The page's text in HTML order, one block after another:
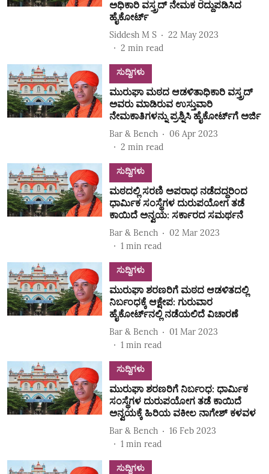
ಅಧಿಕಾರಿ ವಸ್ತ್ರದ್‌ ನೇಮಕ ರದ್ದುಪಡಿಸಿದ
ಹೈಕೋರ್ಟ್‌
Siddesh M S
22 May 2023
2 min read
ಸುದ್ದಿಗಳು
ಮುರುಘಾ ಮಠದ ಆಡಳಿತಾಧಿಕಾರಿ ವಸ್ತ್ರದ್‌
ಅವರು ಮಾಡಿರುವ ಉಸ್ತುವಾರಿ
ನೇಮಕಾತಿಗಳನ್ನು ಪ್ರಶ್ನಿಸಿ ಹೈಕೋರ್ಟ್‌ಗೆ ಅರ್ಜಿ
Bar & Bench
06 Apr 2023
2 min read
ಸುದ್ದಿಗಳು
ಮಠದಲ್ಲಿ ಸರಣಿ ಅಪರಾಧ ನಡೆದದ್ದರಿಂದ
ಧಾರ್ಮಿಕ ಸಂಸ್ಥೆಗಳ ದುರುಪಯೋಗ ತಡೆ
ಕಾಯಿದೆ ಅನ್ವಯ: ಸರ್ಕಾರದ ಸಮರ್ಥನೆ
Bar & Bench
02 Mar 2023
1 min read
ಸುದ್ದಿಗಳು
ಮುರುಘಾ ಶರಣರಿಗೆ ಮಠದ ಆಡಳಿತದಲ್ಲಿ
ನಿರ್ಬಂಧಕ್ಕೆ ಆಕ್ಷೇಪ: ಗುರುವಾರ
ಹೈಕೋರ್ಟ್‌ನಲ್ಲಿ ನಡೆಯಲಿದೆ ವಿಚಾರಣೆ
Bar & Bench
01 Mar 2023
1 min read
ಸುದ್ದಿಗಳು
ಮುರುಘಾ ಶರಣರಿಗೆ ನಿರ್ಬಂಧ: ಧಾರ್ಮಿಕ
ಸಂಸ್ಥೆಗಳ ದುರುಪಯೋಗ ತಡೆ ಕಾಯಿದೆ
ಅನ್ವಯಕ್ಕೆ ಹಿರಿಯ ವಕೀಲ ನಾಗೇಶ್‌ ಕಳವಳ
Bar & Bench
16 Feb 2023
1 min read
ಸುದ್ದಿಗಳು